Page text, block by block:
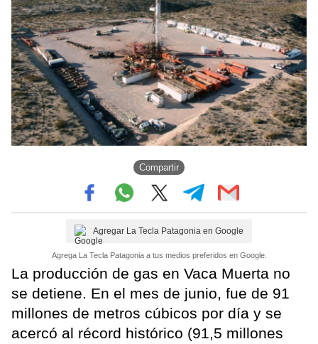
Compartir
Agregar La Tecla Patagonia en Google
Agrega La Tecla Patagonia a tus medios preferidos en Google.
La producción de gas en Vaca Muerta no
se detiene. En el mes de junio, fue de 91
millones de metros cúbicos por día y se
acercó al récord histórico (91,5 millones